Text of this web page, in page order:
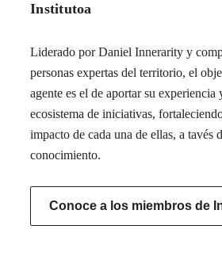
Institutoa
Liderado por Daniel Innerarity y
personas expertas del territorio, el
agente es el de aportar su experiencia
ecosistema de iniciativas,
impacto de cada una de ellas, a tavés
conocimiento.
Conoce a los miembros de